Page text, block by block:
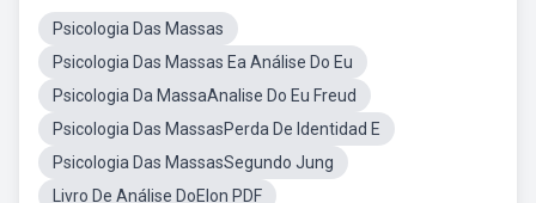
Psicologia Das Massas
Psicologia Das Massas Ea Análise Do Eu
Psicologia Da MassaAnalise Do Eu Freud
Psicologia Das MassasPerda De Identidad E
Psicologia Das MassasSegundo Jung
Livro De Análise DoElon PDF